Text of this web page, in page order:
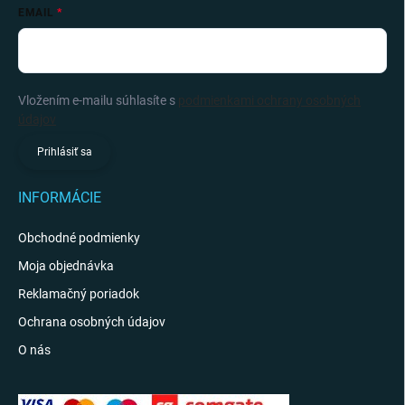
EMAIL
Vložením e-mailu súhlasíte s podmienkami ochrany osobných
údajov
Prihlásiť sa
INFORMÁCIE
Obchodné podmienky
Moja objednávka
Reklamačný poriadok
Ochrana osobných údajov
O nás